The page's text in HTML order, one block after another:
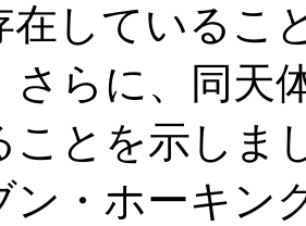
在しているこ
さらに、同天
ことを示しま
ン・ホーキン